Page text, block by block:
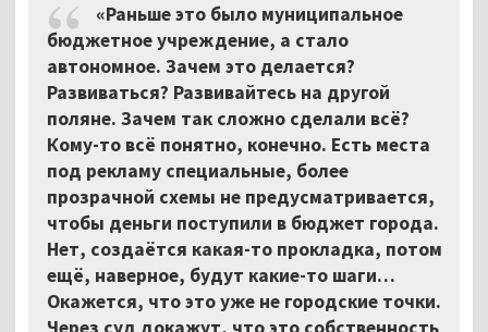
«Раньше это было муниципальное
бюджетное учреждение, а стало
автономное. Зачем это делается?
Развиваться? Развивайтесь на другой
поляне. Зачем так сложно сделали всё?
Кому-то всё понятно, конечно. Есть места
под рекламу специальные, более
прозрачной схемы не предусматривается,
чтобы деньги поступили в бюджет города.
Нет, создаётся какая-то прокладка, потом
ещё, наверное, будут какие-то шаги…
Окажется, что это уже не городские точки.